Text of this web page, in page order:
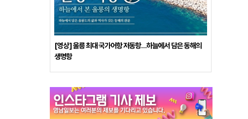
[영상] 울릉 최대 국가어항 저동항…하늘에서 담은 동해의
생명항